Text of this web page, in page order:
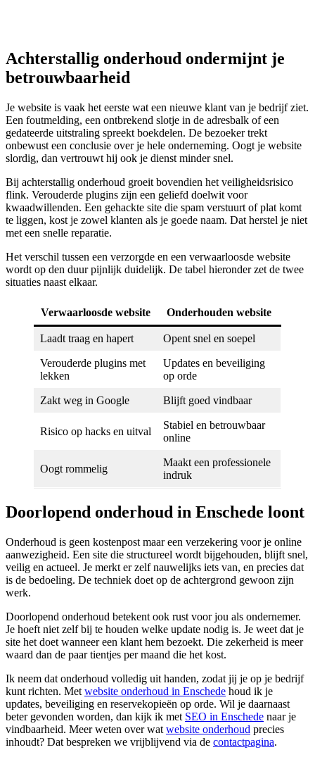
Achterstallig onderhoud ondermijnt je
betrouwbaarheid
Je website is vaak het eerste wat een nieuwe klant van je bedrijf ziet.
Een foutmelding, een ontbrekend slotje in de adresbalk of een
gedateerde uitstraling spreekt boekdelen. De bezoeker trekt
onbewust een conclusie over je hele onderneming. Oogt je website
slordig, dan vertrouwt hij ook je dienst minder snel.
Bij achterstallig onderhoud groeit bovendien het veiligheidsrisico
flink. Verouderde plugins zijn een geliefd doelwit voor
kwaadwillenden. Een gehackte site die spam verstuurt of plat komt
te liggen, kost je zowel klanten als je goede naam. Dat herstel je niet
met een snelle reparatie.
Het verschil tussen een verzorgde en een verwaarloosde website
wordt op den duur pijnlijk duidelijk. De tabel hieronder zet de twee
situaties naast elkaar.
Verwaarloosde website Onderhouden website
Laadt traag en hapert Opent snel en soepel
Verouderde plugins met
lekken
Updates en beveiliging
op orde
Zakt weg in Google Blijft goed vindbaar
Risico op hacks en uitval
Stabiel en betrouwbaar
online
Oogt rommelig
Maakt een professionele
indruk
Doorlopend onderhoud in Enschede loont
Onderhoud is geen kostenpost maar een verzekering voor je online
aanwezigheid. Een site die structureel wordt bijgehouden, blijft snel,
veilig en actueel. Je merkt er zelf nauwelijks iets van, en precies dat
is de bedoeling. De techniek doet op de achtergrond gewoon zijn
werk.
Doorlopend onderhoud betekent ook rust voor jou als ondernemer.
Je hoeft niet zelf bij te houden welke update nodig is. Je weet dat je
site het doet wanneer een klant hem bezoekt. Die zekerheid is meer
waard dan de paar tientjes per maand die het kost.
Ik neem dat onderhoud volledig uit handen, zodat jij je op je bedrijf
kunt richten. Met website onderhoud in Enschede houd ik je
updates, beveiliging en reservekopieën op orde. Wil je daarnaast
beter gevonden worden, dan kijk ik met SEO in Enschede naar je
vindbaarheid. Meer weten over wat website onderhoud precies
inhoudt? Dat bespreken we vrijblijvend via de contactpagina.